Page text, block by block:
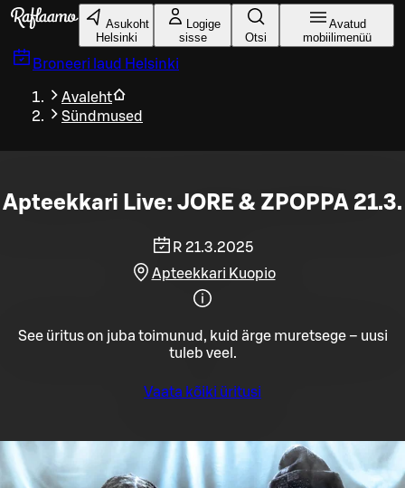
Liigu peamise sisu juurde
Asukoht
Helsinki
Logige
sisse
Otsi
Avatud
mobiilimenüü
Broneeri laud Helsinki
Avaleht
Sündmused
Apteekkari Live: JORE & ZPOPPA 21.3.
R 21.3.2025
Apteekkari Kuopio
See üritus on juba toimunud, kuid ärge muretsege – uusi
tuleb veel.
Vaata kõiki üritusi